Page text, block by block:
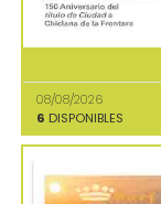
08/08/2026
6 DISPONIBLES